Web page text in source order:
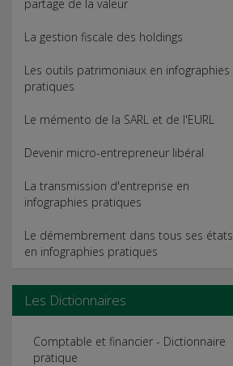
partage de la valeur
La gestion fiscale des holdings
Les outils patrimoniaux en infographies
pratiques
Le mémento de la SARL et de l'EURL
Devenir micro-entrepreneur libéral
La transmission d'entreprise en
infographies pratiques
Le démembrement dans tous ses états
en infographies pratiques
Les Dictionnaires
Comptable et financier - Dictionnaire
pratique